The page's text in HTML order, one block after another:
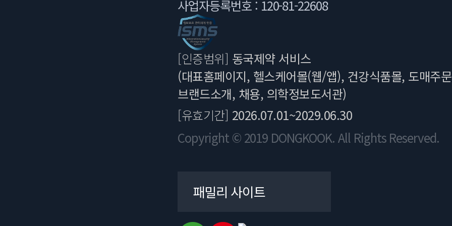
사업자등록번호 : 120-81-22608
[인증범위] 동국제약 서비스
(대표홈페이지, 헬스케어몰(웹/앱), 건강식품몰, 도매주
브랜드소개, 채용, 의학정보도서관)
[유효기간] 2026.07.01~2029.06.30
Copyright © 2019 DONGKOOK. All Rights Reserved.
패밀리 사이트